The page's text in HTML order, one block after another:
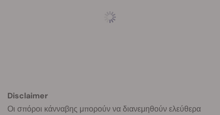
Disclaimer
Οι σπόροι κάνναβης μπορούν να διανεμηθούν ελεύθερα